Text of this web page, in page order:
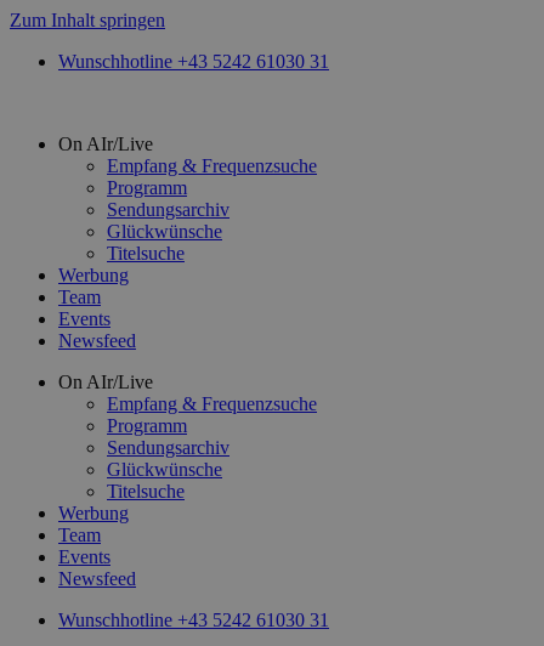
Zum Inhalt springen
Wunschhotline +43 5242 61030 31
On AIr/Live
Empfang & Frequenzsuche
Programm
Sendungsarchiv
Glückwünsche
Titelsuche
Werbung
Team
Events
Newsfeed
On AIr/Live
Empfang & Frequenzsuche
Programm
Sendungsarchiv
Glückwünsche
Titelsuche
Werbung
Team
Events
Newsfeed
Wunschhotline +43 5242 61030 31